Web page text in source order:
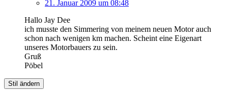
21. Januar 2009 um 08:48
Hallo Jay Dee
ich musste den Simmering von meinem neuen Motor auch
schon nach wenigen km machen. Scheint eine Eigenart
unseres Motorbauers zu sein.
Gruß
Pöbel
Stil ändern